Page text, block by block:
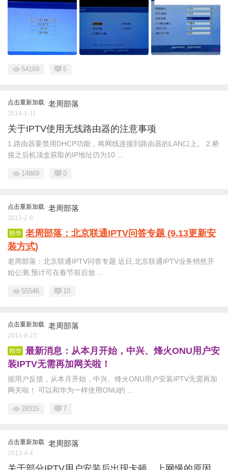
54169 5
点击重新加载 老周部落
2014-1-11
关于IPTV使用无线路由器的注意事项
1.路由器要禁用DHCP功能，将网线连接到路由器的LAN口上。 2.桥
接之后机顶盒获取的IP地址仍为10 ...
14869 0
点击重新加载 老周部落
2013-2-6
精华 老周部落：北京联通IPTV问答专题 (9.13更新安
装方式)
老周部落：北京联通IPTV问答专题 近日,北京联通IPTV业务悄然开
始公测,预计可在春节前后放 ...
55546 10
点击重新加载 老周部落
2013-8-23
精华 最新消息：从本月开始，中兴、烽火ONU用户安
装IPTV无需再加网关啦！
据用户反馈，从本月开始，中兴、烽火ONU用户安装IPTV无需再加
网关啦！ 可以和华为一样使用ONU的 ...
28315 7
点击重新加载 老周部落
2013-4-4